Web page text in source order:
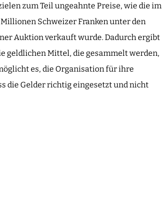
zum Teil ungeahnte Preise, wie die im
Schweizer Franken unter den
Auktion verkauft wurde. Dadurch ergibt
geldlichen Mittel, die gesammelt werden,
es, die Organisation für ihre
die Gelder richtig eingesetzt und nicht